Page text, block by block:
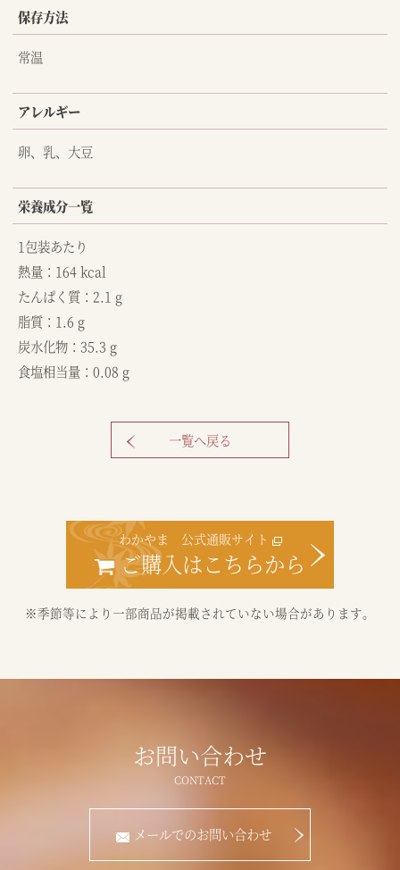
保存方法
常温
アレルギー
卵、乳、大豆
栄養成分一覧
1包装あたり
熱量：164 kcal
たんぱく質：2.1 g
脂質：1.6 g
炭水化物：35.3 g
食塩相当量：0.08 g
一覧へ戻る
わかやま 公式通販サイト
ご購入はこちらから
※季節等により一部商品が掲載されていない場合があります。
お問い合わせ
メールでのお問い合わせ